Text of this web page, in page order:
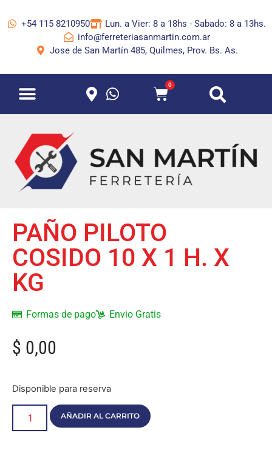
+54 115 8210950
Lun. a Vier: 8 a 18hs - Sabado: 8 a 13hs.
info@ferreteriasanmartin.com.ar
Jose de San Martín 485, Quilmes, Prov. Bs. As.
0
PAÑO PILOTO
COSIDO 10 X 1 H. X
KG
Formas de pago Envio Gratis
$ 0,00
Disponible para reserva
AÑADIR AL CARRITO